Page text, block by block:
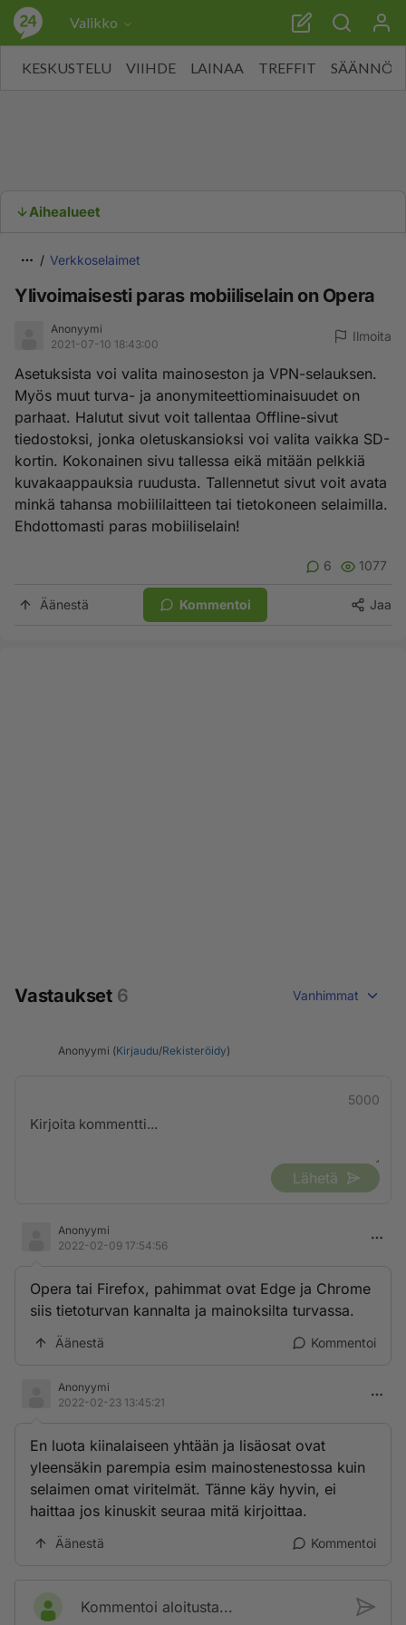
Valikko
KESKUSTELU VIIHDE LAINAA TREFFIT SÄÄNNÖT
Aihealueet
Verkkoselaimet
Ylivoimaisesti paras mobiiliselain on Opera
Anonyymi
2021-07-10 18:43:00
Ilmoita
Asetuksista voi valita mainoseston ja VPN-selauksen.
Myös muut turva- ja anonymiteettiominaisuudet on
parhaat. Halutut sivut voit tallentaa Offline-sivut
tiedostoksi, jonka oletuskansioksi voi valita vaikka SD-
kortin. Kokonainen sivu tallessa eikä mitään pelkkiä
kuvakaappauksia ruudusta. Tallennetut sivut voit avata
minkä tahansa mobiililaitteen tai tietokoneen selaimilla.
Ehdottomasti paras mobiiliselain!
6 1077
Äänestä Kommentoi Jaa
Vastaukset 6 Vanhimmat
Anonyymi (Kirjaudu/Rekisteröidy)
5000
Lähetä
Anonyymi
2022-02-09 17:54:56
Opera tai Firefox, pahimmat ovat Edge ja Chrome
siis tietoturvan kannalta ja mainoksilta turvassa.
Äänestä Kommentoi
Anonyymi
2022-02-23 13:45:21
En luota kiinalaiseen yhtään ja lisäosat ovat
yleensäkin parempia esim mainostenestossa kuin
selaimen omat viritelmät. Tänne käy hyvin, ei
haittaa jos kinuskit seuraa mitä kirjoittaa.
Äänestä Kommentoi
Kommentoi aloitusta...